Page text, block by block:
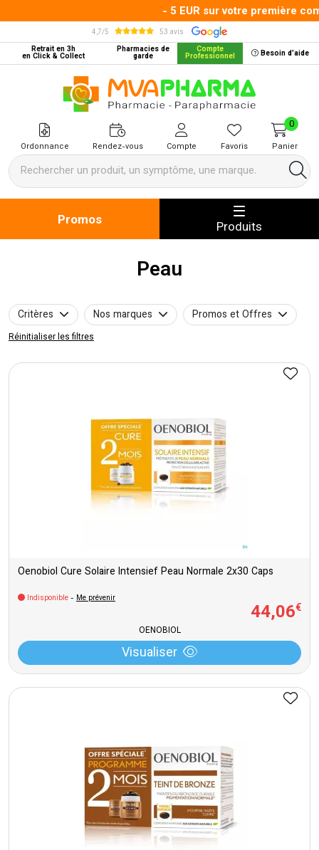
- 5 EUR sur votre première
4,7/5
53 avis
Retrait en 3h
en Click & Collect
Pharmacies de
garde
Compte
Professionnel Besoin d’aide
MVA Pharma Votre pharmacie
Ordonnance Rendez-vous Compte Favoris Panier
0
Promos Produits
Peau
Critères Nos marques Promos et Offres
Réinitialiser les filtres
Oenobiol Cure Solaire Intensief Peau Normale 2x30 Caps
Indisponible - Me prévenir
44,06€
OENOBIOL
Visualiser